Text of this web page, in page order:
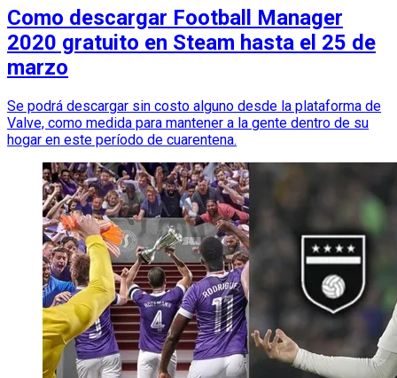
Como descargar Football Manager
2020 gratuito en Steam hasta el 25 de
marzo
Se podrá descargar sin costo alguno desde la plataforma de
Valve, como medida para mantener a la gente dentro de su
hogar en este período de cuarentena.